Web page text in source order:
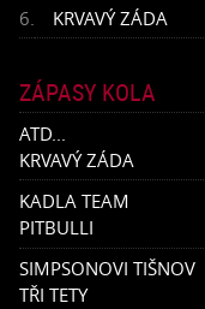
6.
KRVAVÝ ZÁDA
ZÁPASY KOLA
ATD...
KRVAVÝ ZÁDA
KADLA TEAM
PITBULLI
SIMPSONOVI TIŠNOV
TŘI TETY